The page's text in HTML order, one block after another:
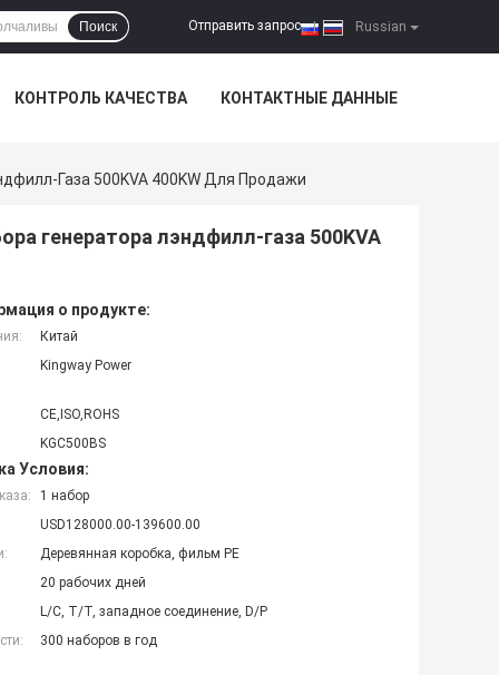
Russian
Отправить запрос |
Поиск
КОНТРОЛЬ КАЧЕСТВА КОНТАКТНЫЕ ДАННЫЕ
Газа 500KVA 400KW Для Продажи
генератора лэндфилл-газа 500KVA
о продукте:
Китай
Kingway Power
CE,ISO,ROHS
KGC500BS
Условия:
1 набор
USD128000.00-139600.00
Деревянная коробка, фильм PE
20 рабочих дней
L/C, T/T, западное соединение, D/P
300 наборов в год